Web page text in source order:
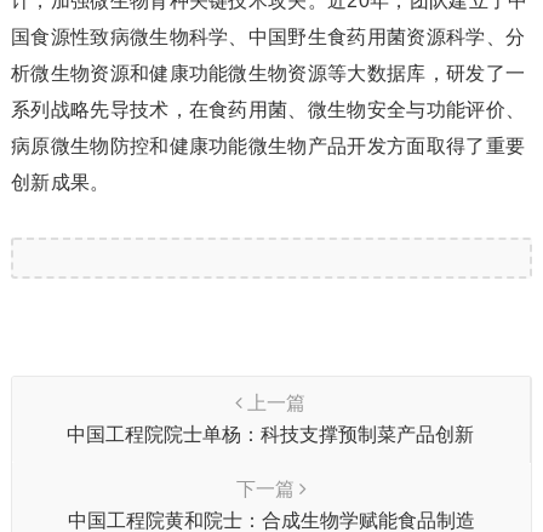
国食源性致病微生物科学、中国野生食药用菌资源科学、分
析微生物资源和健康功能微生物资源等大数据库，研发了一
系列战略先导技术，在食药用菌、微生物安全与功能评价、
病原微生物防控和健康功能微生物产品开发方面取得了重要
创新成果。
上一篇
中国工程院院士单杨：科技支撑预制菜产品创新
下一篇
中国工程院黄和院士：合成生物学赋能食品制造